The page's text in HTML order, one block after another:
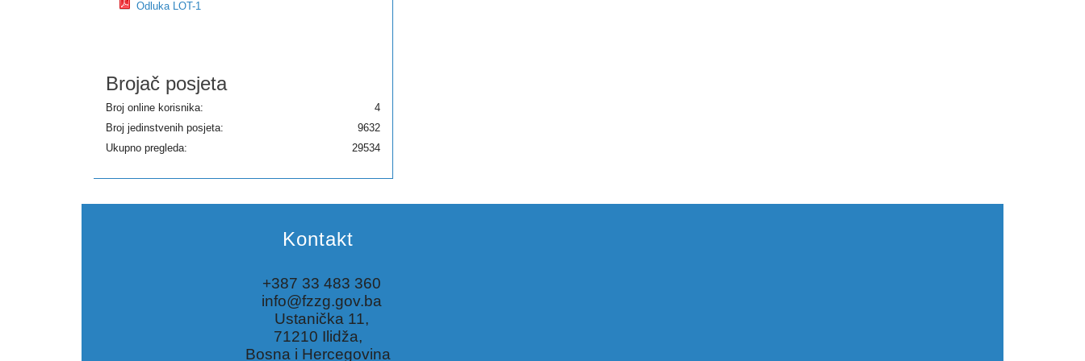
Odluka LOT-1
Brojač posjeta
Broj online korisnika:
4
Broj jedinstvenih posjeta:
9632
Ukupno pregleda:
29534
Kontakt
+387 33 483 360
info@fzzg.gov.ba
Ustanička 11,
71210 Ilidža,
Bosna i Hercegovina